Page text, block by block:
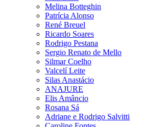
Melina Botteghin
Patrícia Alonso
René Breuel
Ricardo Soares
Rodrigo Pestana
Sergio Renato de Mello
Silmar Coelho
Valcelí Leite
Silas Anastácio
ANAJURE
Elis Amâncio
Rosana Sá
Adriane e Rodrigo Salvitti